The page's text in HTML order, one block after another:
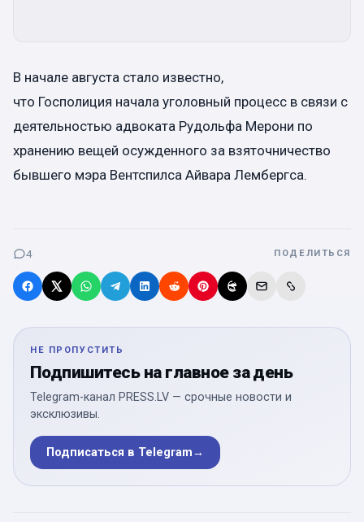
В начале августа стало известно,
что Госполиция начала уголовный процесс в связи с
деятельностью адвоката Рудольфа Мерони по
хранению вещей осужденного за взяточничество
бывшего мэра Вентспилса Айвара Лембергса.
4 ПОДЕЛИТЬСЯ
НЕ ПРОПУСТИТЬ
Подпишитесь на главное за день
Telegram-канал PRESS.LV — срочные новости и
эксклюзивы.
Подписаться в Telegram→